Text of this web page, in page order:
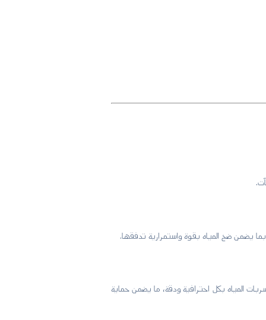
يضمن ضخ المياه بقوة واستمرارية تدفقها.
المياه بكل احترافية ودقة، ما يضمن حماية